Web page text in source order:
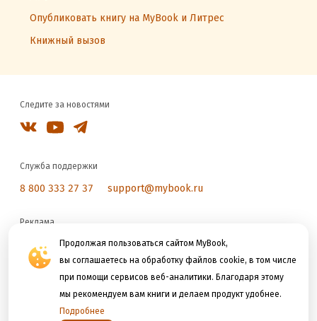
Продолжая пользоваться сайтом MyBook,
вы соглашаетесь на обработку файлов cookie, в том числе
при помощи сервисов веб-аналитики. Благодаря этому
мы рекомендуем вам книги и делаем продукт удобнее.
Подробнее
Опубликовать книгу на MyBook и Литрес
Книжный вызов
Следите за новостями
Служба поддержки
8 800 333 27 37 support@mybook.ru
Реклама
reklama@litres.ru
Мы принимаем к оплате